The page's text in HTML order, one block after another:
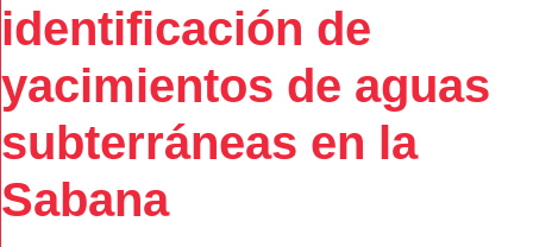
identificación de
yacimientos de aguas
subterráneas en la
Sabana